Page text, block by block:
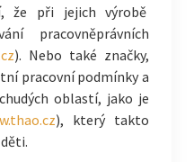
že při jejich výrobě
pracovněprávních
). Nebo také značky,
pracovní podmínky a
oblastí, jako je
), který takto